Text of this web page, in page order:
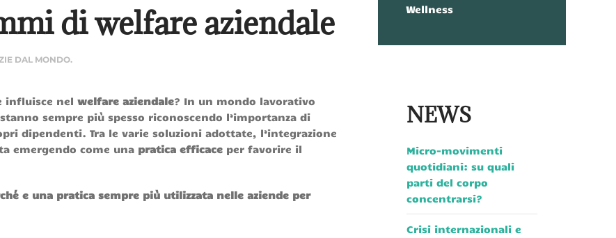
di welfare aziendale
DAL MONDO.
influisce nel welfare aziendale? In un mondo lavorativo
sempre più spesso riconoscendo l’importanza di
dipendenti. Tra le varie soluzioni adottate, l’integrazione
emergendo come una pratica efficace per favorire il
e una pratica sempre più utilizzata nelle aziende per
Wellness
NEWS
Micro-movimenti
quotidiani: su quali
parti del corpo
concentrarsi?
Crisi internazionali e